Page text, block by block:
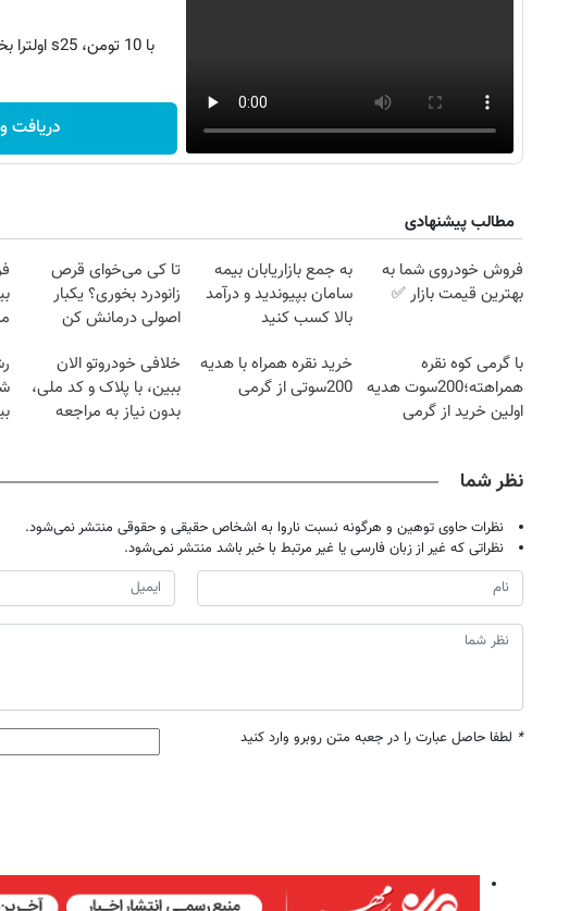
با 10 تومن، s25 اولترا بخر | اقساط 2 ساله
دریافت
مطالب پیشنهادی
فروش خودروی شما به
بهترین قیمت بازار ✅
به جمع بازاریابان بیمه
سامان بپیوندید و درآمد
بالا کسب کنید
تا کی می‌خوای قرص
زانودرد بخوری؟ یکبار
اصولی درمانش کن
با گرمی کوه نقره
همراهته؛200سوت هدیه
اولین خرید از گرمی
خرید نقره همراه با هدیه
200سوتی از گرمی
خلافی خودروتو الان
ببین، با پلاک و کد ملی،
بدون نیاز به مراجعه
نظر شما
نظرات حاوی توهین و هرگونه نسبت ناروا به اشخاص حقیقی و حقوقی منتشر نمی‌شود.
نظراتی که غیر از زبان فارسی یا غیر مرتبط با خبر باشد منتشر نمی‌شود.
* لطفا حاصل عبارت را در جعبه متن روبرو وارد کنید
روزنامه‌های ورزشی پنج‌شنبه ۱۵ مرداد ۱۴۰۵ روزنامه‌های اقتصادی